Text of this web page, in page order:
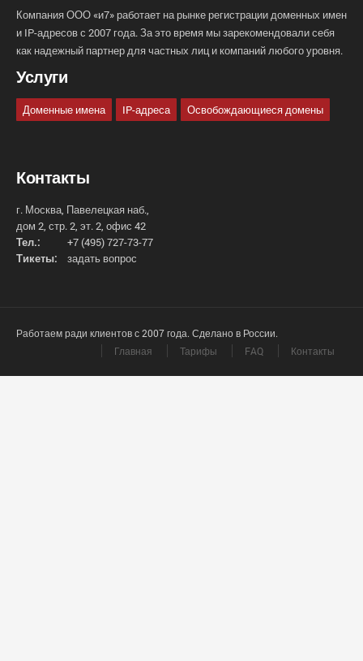
Компания ООО «и7» работает на рынке регистрации доменных имен
и IP-адресов с 2007 года. За это время мы зарекомендовали себя
как надежный партнер для частных лиц и компаний любого уровня.
Услуги
Доменные имена IP-адреса Освобождающиеся домены
Контакты
г. Москва, Павелецкая наб.,
дом 2, стр. 2, эт. 2, офис 42
Тел.:
+7 (495) 727-73-77
Тикеты:
задать вопрос
Работаем ради клиентов с 2007 года. Сделано в России.
Главная
Тарифы FAQ Контакты